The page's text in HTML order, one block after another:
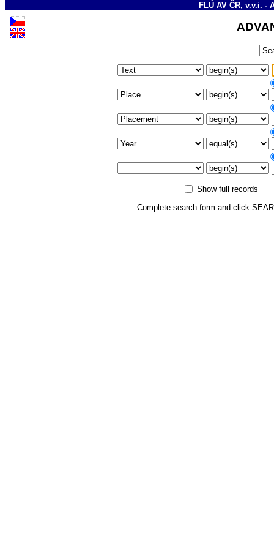
FLÚ AV ČR, v.v.i. -
Show full records
Complete search form and click